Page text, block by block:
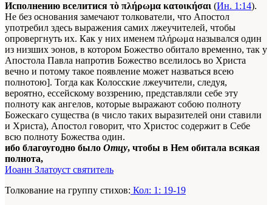
Исполнению вселитися τὸ πλήρωμα κατοικήσαι (Ин. 1:14).
Не без основания замечают толкователи, что Апостол
употребил здесь выражения самих лжеучителей, чтобы
опровергнуть их. Как у них именем πλήρωμα назывался один
из низших эонов, в котором Божество обитало временно, так у
Апостола Павла напротив Божество вселилось во Христа
вечно и потому такое появление может назваться всею
полнотою]. Тогда как Колосские лжеучители, следуя,
вероятно, ессейскому воззрению, представляли себе эту
полноту как ангелов, которые выражают собою полноту
Божескаго существа (в число таких выразителей они ставили
и Христа), Апос­тол говорит, что Христос содержит в Себе
всю полноту Божества один.
ибо благоугодно было Отцу, чтобы в Нем обитала всякая
полнота,
Иоанн Златоуст святитель
Толкование на группу стихов: Кол: 1: 19-19